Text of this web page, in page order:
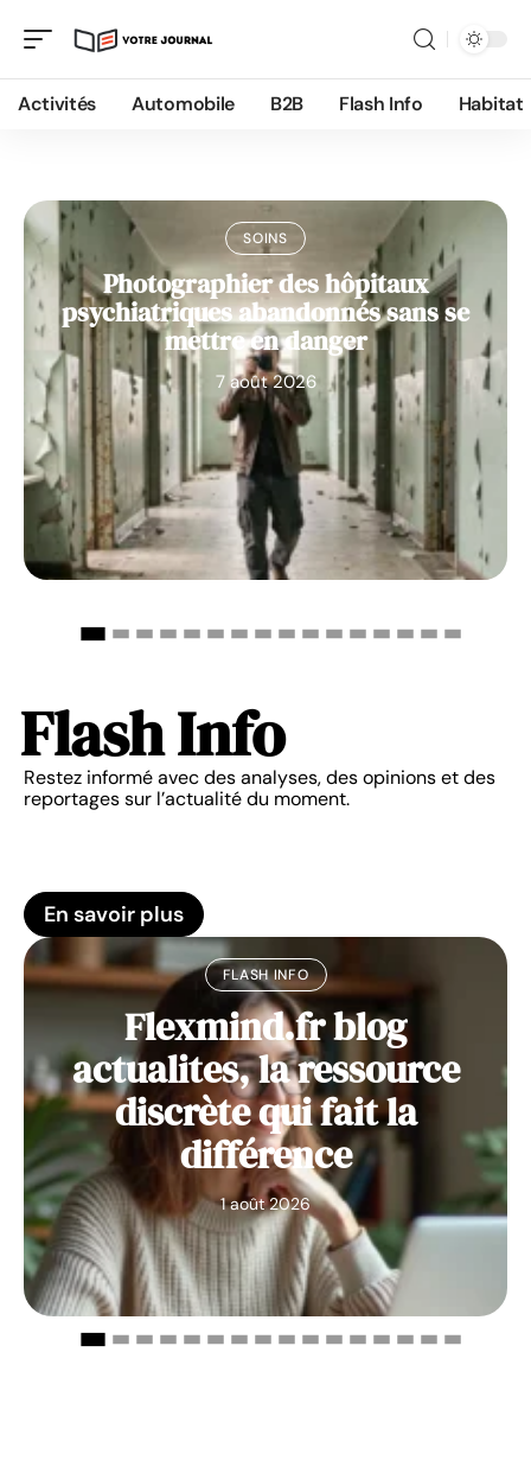
Activités Automobile B2B Flash Info Habitat
SOINS
Photographier des hôpitaux
psychiatriques abandonnés sans se
mettre en danger
7 août 2026
Flash Info
Restez informé avec des analyses, des opinions et des
reportages sur l’actualité du moment.
En savoir plus
FLASH INFO
Flexmind.fr blog
actualites, la ressource
discrète qui fait la
différence
1 août 2026